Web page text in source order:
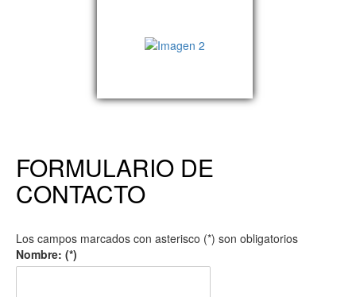
FORMULARIO DE
CONTACTO
Los campos marcados con asterisco (*) son obligatorios
Nombre: (*)